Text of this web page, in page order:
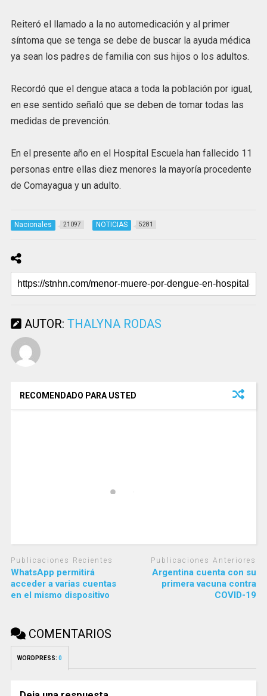
Reiteró el llamado a la no automedicación y al primer
síntoma que se tenga se debe de buscar la ayuda médica
ya sean los padres de familia con sus hijos o los adultos.
Recordó que el dengue ataca a toda la población por igual,
en ese sentido señaló que se deben de tomar todas las
medidas de prevención.
En el presente año en el Hospital Escuela han fallecido 11
personas entre ellas diez menores la mayoría procedente
de Comayagua y un adulto.
Nacionales 21097 NOTICIAS 5281
AUTOR: THALYNA RODAS
RECOMENDADO PARA USTED
Publicaciones Recientes
WhatsApp permitirá
acceder a varias cuentas
en el mismo dispositivo
Publicaciones Anteriores
Argentina cuenta con su
primera vacuna contra
COVID-19
COMENTARIOS
WORDPRESS: 0